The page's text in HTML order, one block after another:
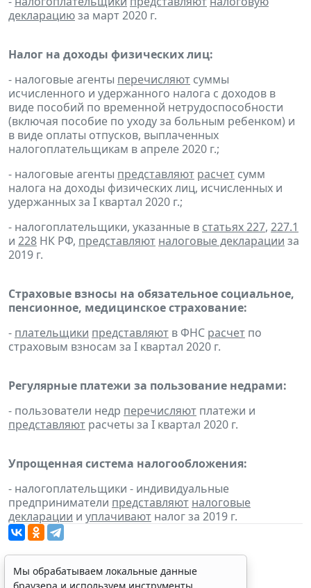
декларациюза март 2020 г.
Налог на доходы физических лиц:
- налоговые агенты перечисляют суммы
исчисленного и удержанного налога с доходов в
виде пособий по временной нетрудоспособности
(включая пособие по уходу за больным ребенком) и
в виде оплаты отпусков, выплаченных
налогоплательщикам в апреле 2020 г.;
- налоговые агенты представляют расчет сумм
налога на доходы физических лиц, исчисленных и
удержанных за I квартал 2020 г.;
- налогоплательщики, указанные в статьях 227, 227.1
и 228 НК РФ, представляют налоговые декларации за
2019 г.
Страховые взносы на обязательное социальное,
пенсионное, медицинское страхование:
- плательщики представляют в ФНС расчет по
страховым взносам за I квартал 2020 г.
Регулярные платежи за пользование недрами:
- пользователи недр перечисляют платежи и
представляют расчеты за I квартал 2020 г.
Упрощенная система налогообложения:
- налогоплательщики - индивидуальные
предприниматели представляют налоговые
декларации и уплачивают налог за 2019 г.
Мы обрабатываем локальные данные